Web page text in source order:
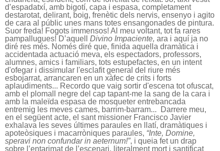
d’espadatxí, amb bigotí, capa i espasa, completament
destarotat, delirant, boig, frenètic dels nervis, ensenyo i agito
de cara al públic unes mans totes ensangonades de pintura.
Suor freda! Fogots immensos! Al meu voltant, tot fa rares
pampallugues! D’aquell Divino Impaciente, ara i aquí ja no
diré res més. Només diré que, finida aquella dramàtica i
accidentada actuació meva, els espectadors, professors,
alumnes, amics i familiars, tots estupefactes, en un intent
d'ofegar i dissimular l'esclafit general del riure més
esbojarrat, arrancaren en un xàfec de crits i forts
aplaudiments... Recordo que vaig sortir d'escena tot ofuscat,
amb el plomall negre del cap tapant-me la sang de la cara i
amb la maleïda espasa de mosqueter entrebancada
entremig les meves cames, barrim-barram...
Darrere meu,
en el següent acte, el sant missioner Francisco Javier
exhalava les seves últimes paraules en llatí, dramàtiques i
apoteòsiques i macarròniques paraules, “Inte, Domine,
speravi non confundar in aeternum!”, i queia fet un drap
sobre l’entarimat de l’escenari, literalment mort i santificat